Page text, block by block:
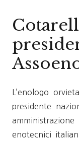
L’enologo
presidente
amministrazione
enotecnici